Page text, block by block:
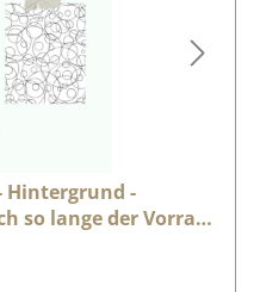
Hintergrund -
so lange der Vorrat